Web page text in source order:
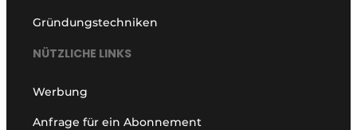
Gründungstechniken
NÜTZLICHE LINKS
Werbung
Anfrage für ein Abonnement